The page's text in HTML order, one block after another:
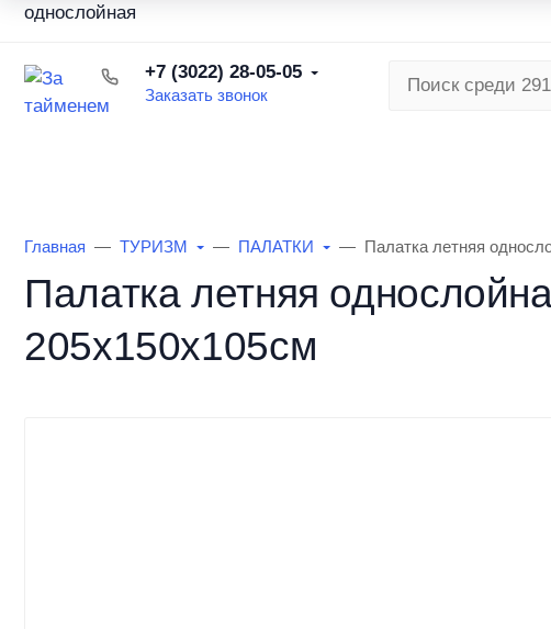
О торговой сети
+7 (3022) 28-05-05
Заказать звонок
Главная ТУРИЗМ ПАЛАТКИ Палатка летняя
Палатка летняя
205х150х105см